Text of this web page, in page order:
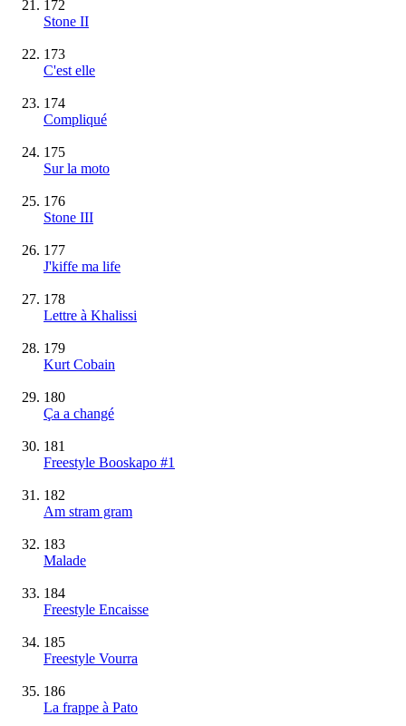
172
Stone II
173
C'est elle
174
Compliqué
175
Sur la moto
176
Stone III
177
J'kiffe ma life
178
Lettre à Khalissi
179
Kurt Cobain
180
Ça a changé
181
Freestyle Booskapo #1
182
Am stram gram
183
Malade
184
Freestyle Encaisse
185
Freestyle Vourra
186
La frappe à Pato